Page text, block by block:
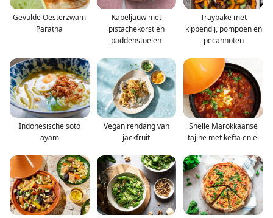
Gevulde Oesterzwam
Paratha
Kabeljauw met
pistachekorst en
paddenstoelen
Traybake met
kippendij, pompoen en
pecannoten
Indonesische soto
ayam
Vegan rendang van
jackfruit
Snelle Marokkaanse
tajine met kefta en ei